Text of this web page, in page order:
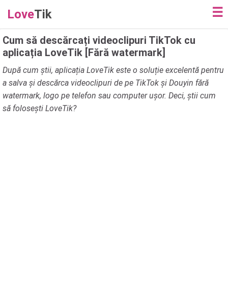
LoveTik ☰
Cum să descărcați videoclipuri TikTok cu
aplicația LoveTik [Fără watermark]
După cum știi, aplicația LoveTik este o soluție excelentă pentru
a salva și descărca videoclipuri de pe TikTok și Douyin fără
watermark, logo pe telefon sau computer ușor. Deci, știi cum
să folosești LoveTik?